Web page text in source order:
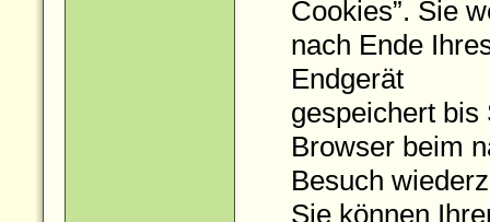
Cookies”. Sie
nach Ende
Endgerät
gespeichert
Browser beim
Besuch
Sie können